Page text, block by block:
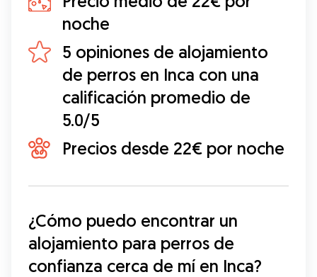
noche
5 opiniones de alojamiento
de perros en Inca con una
calificación promedio de
5.0/5
Precios desde 22€ por noche
¿Cómo puedo encontrar un
alojamiento para perros de
confianza cerca de mí en Inca?